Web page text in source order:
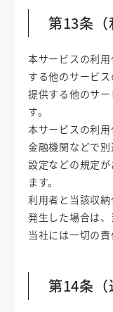
第13条（
本サービスの利
する他のサービ
提供する他のサ
す。
本サービスの利用
金融機関などで
設定などの規定
ます。
利用者と当該収
発生した場合は、
当社には一切の責
第14条（